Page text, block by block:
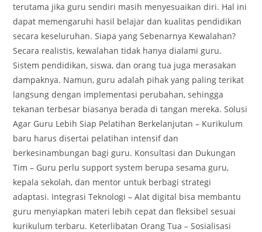
terutama jika guru sendiri masih menyesuaikan diri. Hal ini
dapat memengaruhi hasil belajar dan kualitas pendidikan
secara keseluruhan. Siapa yang Sebenarnya Kewalahan?
Secara realistis, kewalahan tidak hanya dialami guru.
Sistem pendidikan, siswa, dan orang tua juga merasakan
dampaknya. Namun, guru adalah pihak yang paling terikat
langsung dengan implementasi perubahan, sehingga
tekanan terbesar biasanya berada di tangan mereka. Solusi
Agar Guru Lebih Siap Pelatihan Berkelanjutan – Kurikulum
baru harus disertai pelatihan intensif dan
berkesinambungan bagi guru. Konsultasi dan Dukungan
Tim – Guru perlu support system berupa sesama guru,
kepala sekolah, dan mentor untuk berbagi strategi
adaptasi. Integrasi Teknologi – Alat digital bisa membantu
guru menyiapkan materi lebih cepat dan fleksibel sesuai
kurikulum terbaru. Keterlibatan Orang Tua – Sosialisasi